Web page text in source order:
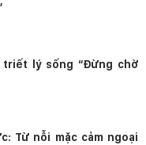
triết lý sống “Đừng chờ
Từ nỗi mặc cảm ngoại